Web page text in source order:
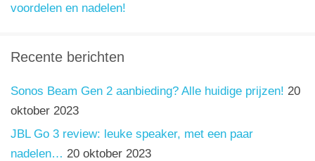
voordelen en nadelen!
Recente berichten
Sonos Beam Gen 2 aanbieding? Alle huidige prijzen! 20
oktober 2023
JBL Go 3 review: leuke speaker, met een paar
nadelen… 20 oktober 2023